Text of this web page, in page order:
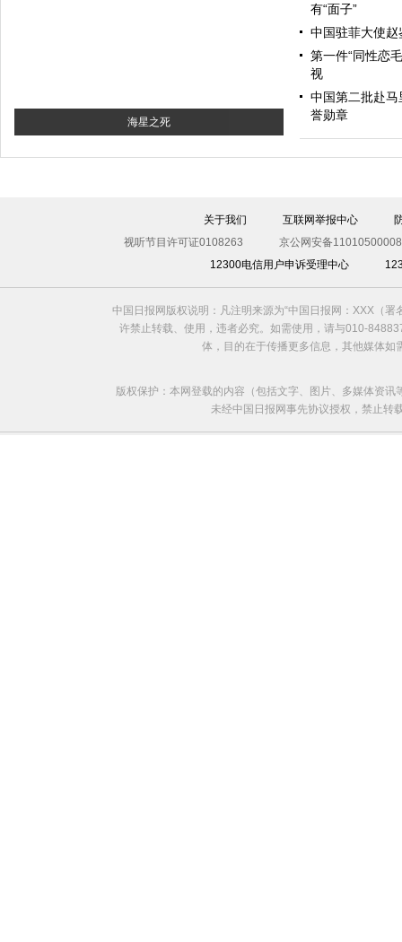
海星之死
有“面子”
中国驻菲大使
第一件“同性恋
视
中国第二批赴
誉勋章
关于我们 互联网举报中心
视听节目许可证0108263
京公网安备
12300电信用户申诉受理中心
中国日报网版权说明：凡注明来源为“中国日报网：XXX（
许禁止转载、使用，违者必究。如需使用，请与010-
体，目的在于传播更多信息，其他媒体
版权保护：本网登载的内容（包括文字、图片、多媒体资
未经中国日报网事先协议授权，禁止转